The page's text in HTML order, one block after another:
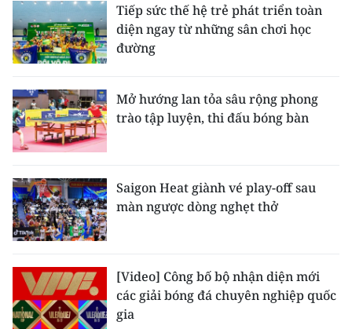
Tiếp sức thế hệ trẻ phát triển toàn
diện ngay từ những sân chơi học
đường
Mở hướng lan tỏa sâu rộng phong
trào tập luyện, thi đấu bóng bàn
Saigon Heat giành vé play-off sau
màn ngược dòng nghẹt thở
[Video] Công bố bộ nhận diện mới
các giải bóng đá chuyên nghiệp quốc
gia